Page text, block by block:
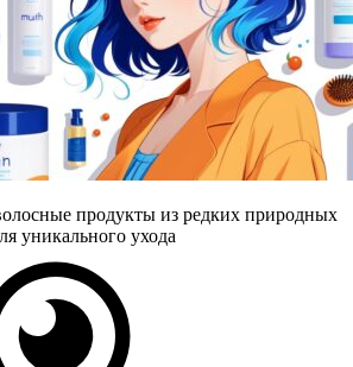
продукты из редких природных
уникального ухода